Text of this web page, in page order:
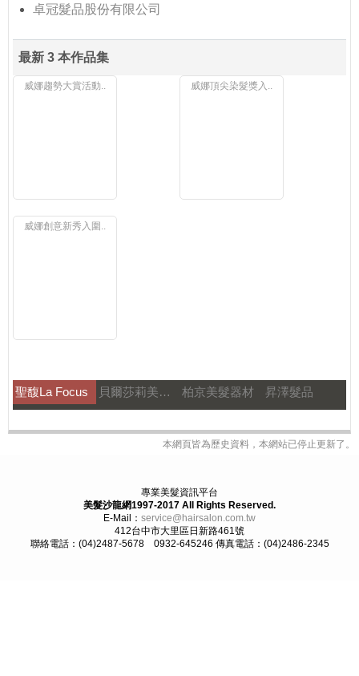
卓冠髮品股份有限公司
最新 3 本作品集
威娜趨勢大賞活動.. 威娜頂尖染髮獎入..
威娜創意新秀入圍..
聖馥La Focus 貝爾莎莉美髮美容補習 柏京美髮器材 昇澤髮品
本網頁皆為歷史資料，本網站已停止更新了。
專業美髮資訊平台
美髮沙龍網1997-2017 All Rights Reserved.
E-Mail： service@hairsalon.com.tw
412台中市大里區日新路461號
聯絡電話：(04)2487-5678 0932-645246 傳真電話：(04)2486-2345